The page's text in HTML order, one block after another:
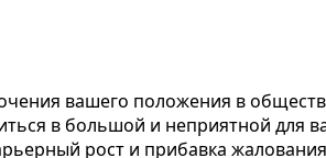
вашего положения в
в большой и неприятной для
рост и прибавка жалования